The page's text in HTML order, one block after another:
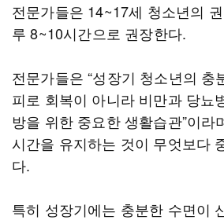
전문가들은 14~17세 청소년의
루 8~10시간으로 권장한다.
전문가들은 “성장기 청소년의 충
피로 회복이 아니라 비만과 당뇨
방을 위한 중요한 생활습관”이라
시간을 유지하는 것이 무엇보다
다.
특히 성장기에는 충분한 수면이